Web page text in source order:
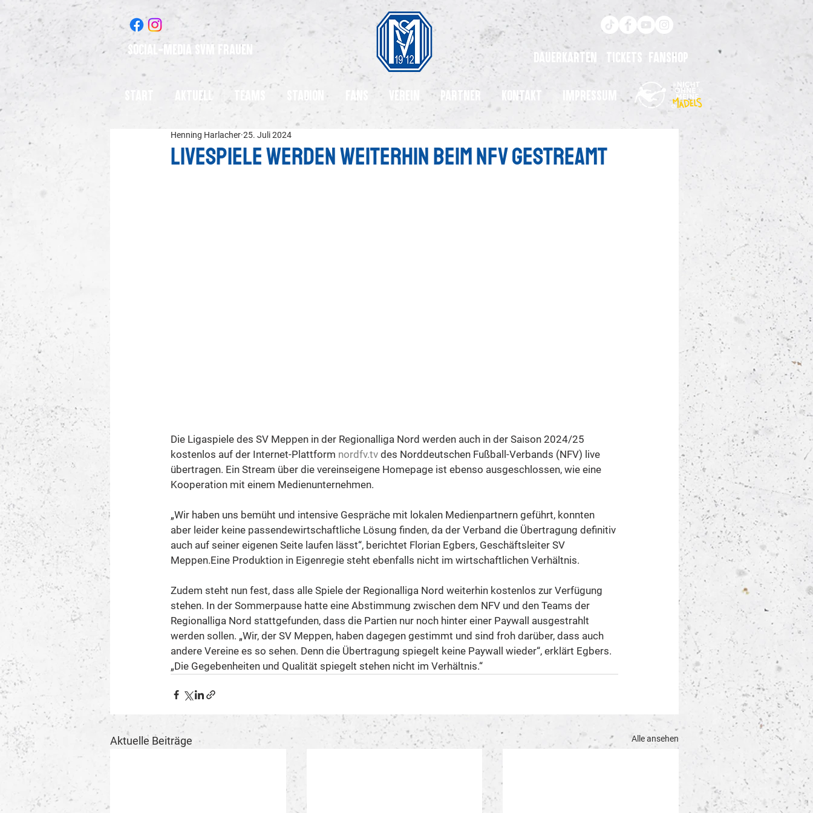
Social-Media SVM Frauen
Start Aktuell Teams Stadion Fans Verein Partner Kontakt Impressum
dauerkarten Tickets Fanshop
Livespiele werden weiterhin beim NFV gestreamt
Henning Harlacher 25. Juli 2024
Die Ligaspiele des SV Meppen in der Regionalliga Nord werden auch in der Saison 2024/25
kostenlos auf der Internet-Plattform nordfv.tv des Norddeutschen Fußball-Verbands (NFV) live
übertragen. Ein Stream über die vereinseigene Homepage ist ebenso ausgeschlossen, wie eine
Kooperation mit einem Medienunternehmen.
„Wir haben uns bemüht und intensive Gespräche mit lokalen Medienpartnern geführt, konnten
aber leider keine passendewirtschaftliche Lösung finden, da der Verband die Übertragung definitiv
auch auf seiner eigenen Seite laufen lässt“, berichtet Florian Egbers, Geschäftsleiter SV
Meppen.Eine Produktion in Eigenregie steht ebenfalls nicht im wirtschaftlichen Verhältnis.
Zudem steht nun fest, dass alle Spiele der Regionalliga Nord weiterhin kostenlos zur Verfügung
stehen. In der Sommerpause hatte eine Abstimmung zwischen dem NFV und den Teams der
Regionalliga Nord stattgefunden, dass die Partien nur noch hinter einer Paywall ausgestrahlt
werden sollen. „Wir, der SV Meppen, haben dagegen gestimmt und sind froh darüber, dass auch
andere Vereine es so sehen. Denn die Übertragung spiegelt keine Paywall wieder“, erklärt Egbers.
„Die Gegebenheiten und Qualität spiegelt stehen nicht im Verhältnis.“
Aktuelle Beiträge Alle ansehen